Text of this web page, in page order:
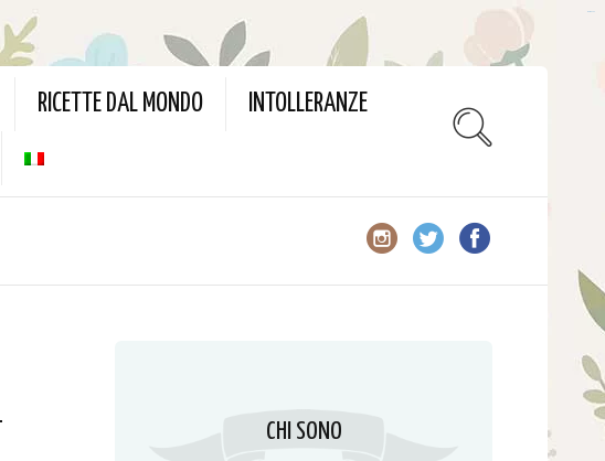
RICETTE DAL MONDO INTOLLERANZE
CHI SONO